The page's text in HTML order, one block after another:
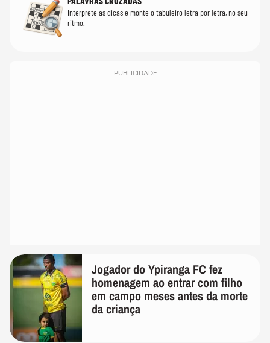
Interprete as dicas e monte o tabuleiro letra por letra, no seu
ritmo.
PUBLICIDADE
Jogador do Ypiranga FC fez
homenagem ao entrar com filho
em campo meses antes da morte
da criança